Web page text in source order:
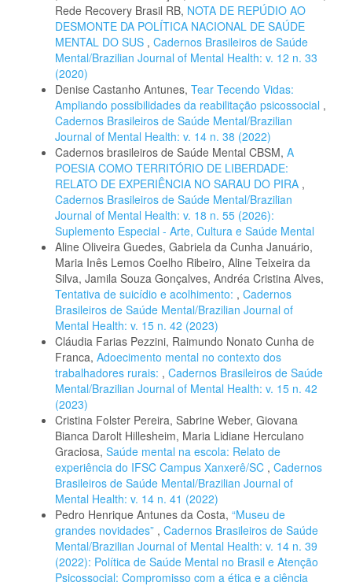
Rede Recovery Brasil RB, NOTA DE REPÚDIO AO
DESMONTE DA POLÍTICA NACIONAL DE SAÚDE
MENTAL DO SUS , Cadernos Brasileiros de Saúde
Mental/Brazilian Journal of Mental Health: v. 12 n. 33
(2020)
Denise Castanho Antunes, Tear Tecendo Vidas:
Ampliando possibilidades da reabilitação psicossocial ,
Cadernos Brasileiros de Saúde Mental/Brazilian
Journal of Mental Health: v. 14 n. 38 (2022)
Cadernos brasileiros de Saúde Mental CBSM, A
POESIA COMO TERRITÓRIO DE LIBERDADE:
RELATO DE EXPERIÊNCIA NO SARAU DO PIRA ,
Cadernos Brasileiros de Saúde Mental/Brazilian
Journal of Mental Health: v. 18 n. 55 (2026):
Suplemento Especial - Arte, Cultura e Saúde Mental
Aline Oliveira Guedes, Gabriela da Cunha Januário,
Maria Inês Lemos Coelho Ribeiro, Aline Teixeira da
Silva, Jamila Souza Gonçalves, Andréa Cristina Alves,
Tentativa de suicídio e acolhimento: , Cadernos
Brasileiros de Saúde Mental/Brazilian Journal of
Mental Health: v. 15 n. 42 (2023)
Cláudia Farias Pezzini, Raimundo Nonato Cunha de
Franca, Adoecimento mental no contexto dos
trabalhadores rurais: , Cadernos Brasileiros de Saúde
Mental/Brazilian Journal of Mental Health: v. 15 n. 42
(2023)
Cristina Folster Pereira, Sabrine Weber, Giovana
Bianca Darolt Hillesheim, Maria Lidiane Herculano
Graciosa, Saúde mental na escola: Relato de
experiência do IFSC Campus Xanxerê/SC , Cadernos
Brasileiros de Saúde Mental/Brazilian Journal of
Mental Health: v. 14 n. 41 (2022)
Pedro Henrique Antunes da Costa, “Museu de
grandes novidades” , Cadernos Brasileiros de Saúde
Mental/Brazilian Journal of Mental Health: v. 14 n. 39
(2022): Política de Saúde Mental no Brasil e Atenção
Psicossocial: Compromisso com a ética e a ciência